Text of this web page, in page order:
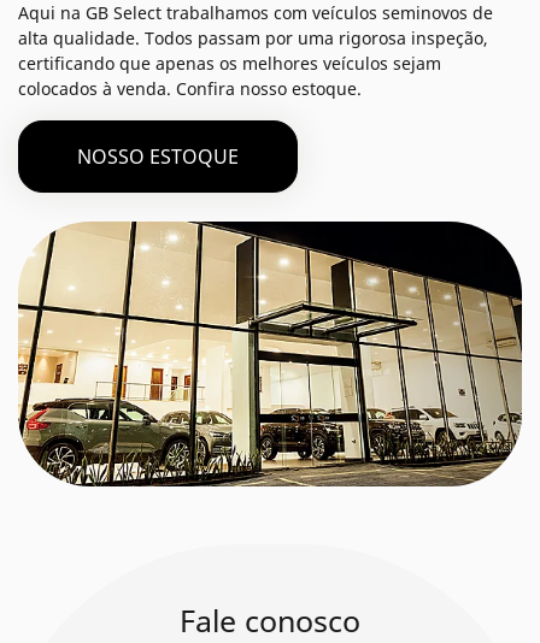
Aqui na GB Select trabalhamos com veículos seminovos de
alta qualidade. Todos passam por uma rigorosa inspeção,
certificando que apenas os melhores veículos sejam
colocados à venda. Confira nosso estoque.
NOSSO ESTOQUE
Fale conosco